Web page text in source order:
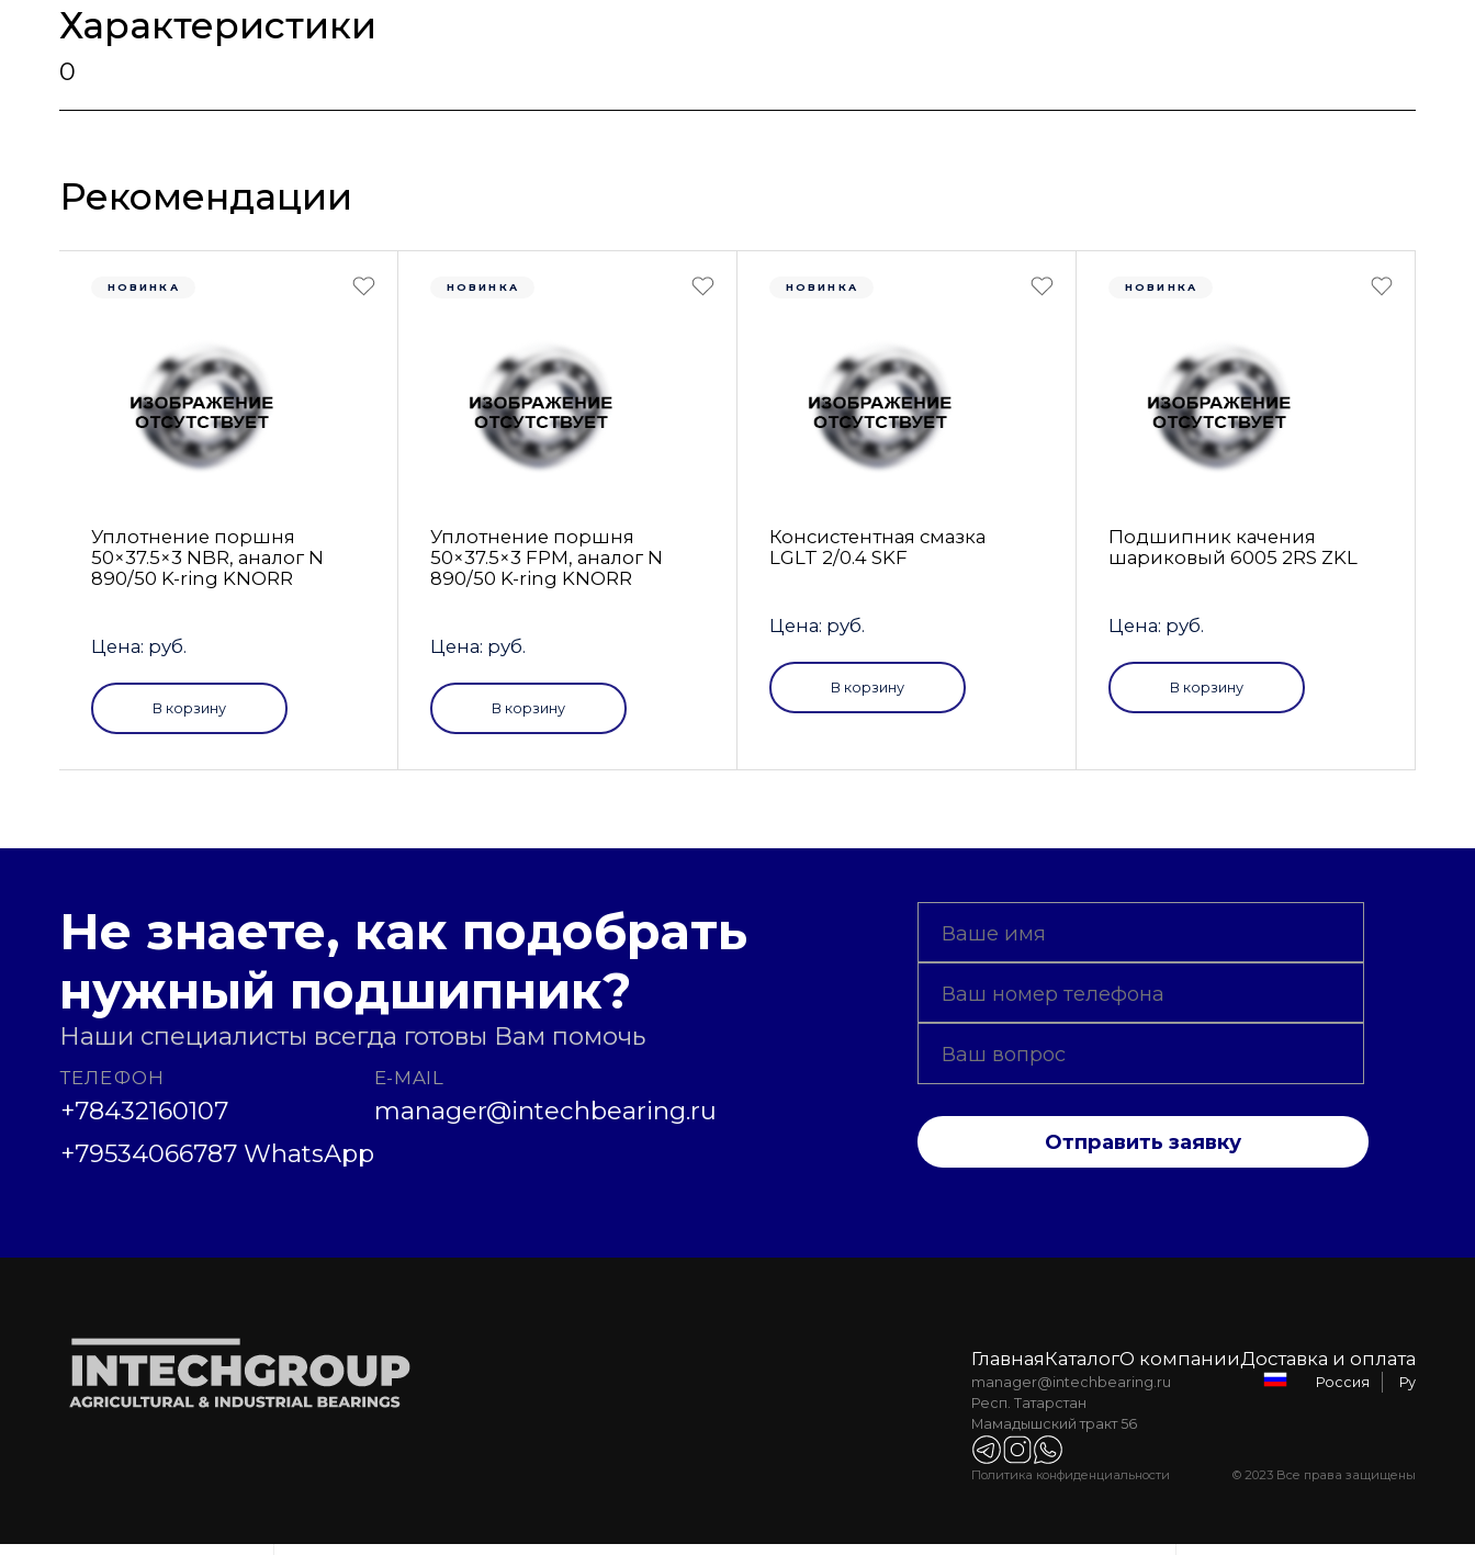
Характеристики
0
Рекомендации
НОВИНКА
Уплотнение поршня
50×37.5×3 NBR, аналог N
890/50 K-ring KNORR
Цена: руб.
В корзину
НОВИНКА
Уплотнение поршня
50×37.5×3 FРM, аналог N
890/50 K-ring KNORR
Цена: руб.
В корзину
НОВИНКА
Консистентная смазка
LGLT 2/0.4 SKF
Цена: руб.
В корзину
НОВИНКА
Подшипник качения
шариковый 6005 2RS ZKL
Цена: руб.
В корзину
Не знаете, как подобрать
нужный подшипник?
Наши специалисты всегда готовы Вам помочь
ТЕЛЕФОН
+78432160107
+79534066787 WhatsApp
E-MAIL
manager@intechbearing.ru
Отправить заявку
ГлавнаяКаталогО компанииДоставка и оплата
manager@intechbearing.ru
Респ. Татарстан
Мамадышский тракт 56
Россия Ру
Политика конфиденциальности © 2023 Все права защищены